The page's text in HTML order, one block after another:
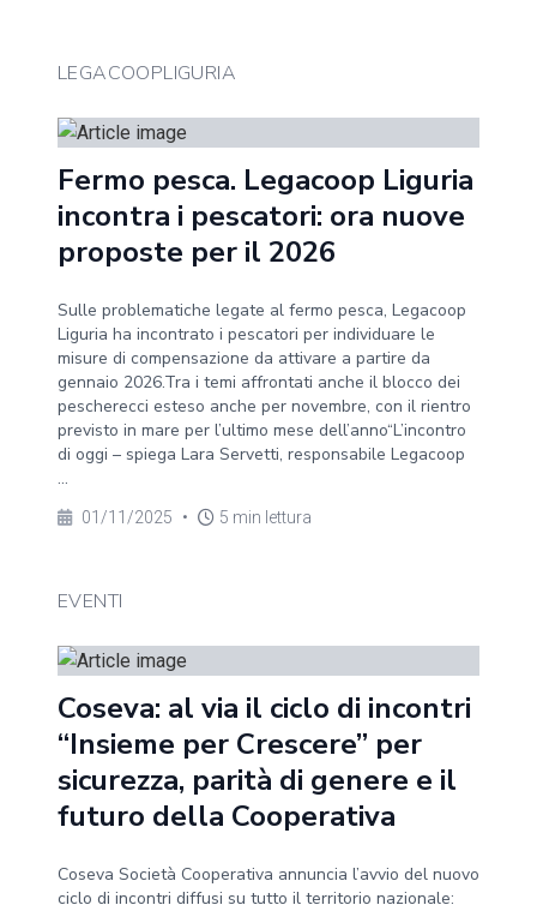
LEGACOOPLIGURIA
Fermo pesca. Legacoop Liguria
incontra i pescatori: ora nuove
proposte per il 2026
Sulle problematiche legate al fermo pesca, Legacoop
Liguria ha incontrato i pescatori per individuare le
misure di compensazione da attivare a partire da
gennaio 2026.Tra i temi affrontati anche il blocco dei
pescherecci esteso anche per novembre, con il rientro
previsto in mare per l’ultimo mese dell’anno“L’incontro
di oggi – spiega Lara Servetti, responsabile Legacoop
...
01/11/2025 • 5 min lettura
EVENTI
Coseva: al via il ciclo di incontri
“Insieme per Crescere” per
sicurezza, parità di genere e il
futuro della Cooperativa
Coseva Società Cooperativa annuncia l’avvio del nuovo
ciclo di incontri diffusi su tutto il territorio nazionale: